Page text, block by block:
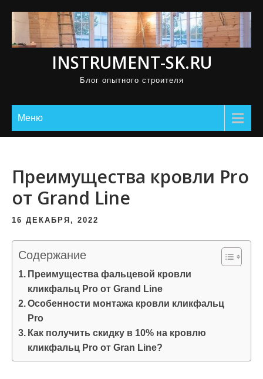
ь
INSTRUMENT-SK.RU
Блог опытного строителя
Меню
Преимущества кровли Pro
от Grand Line
16 ДЕКАБРЯ, 2022
Содержание
Преимущества фальцевой кровли
кликфальц Pro от Grand Line
Особенности монтажа кровли кликфальц
Pro
Как получить скидку в 10% на кровлю
кликфальц Pro от Gran Line?